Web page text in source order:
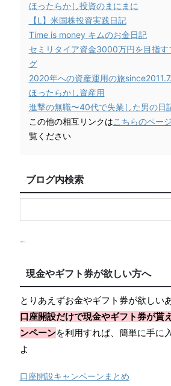
ほったらかし投資のまにまに
【L】米国株投資実践日記
Time is money キムのお金日記
セミリタイア資金3000万円を目指す
グ
2020年への資産運用の旅
ほったらかし資産用
進撃の無職〜40代で失業した男の日
この他の相互リンクはこちらのページ
覧ください
ブログ内検索
現金やギフト券が欲しい方へ
とりあえずお金やギフト券が欲しい
口座開設だけで現金やギフト券が貰
ンペーンを利用すれば、簡単に手に
よ
口座開設キャンペーンまとめ